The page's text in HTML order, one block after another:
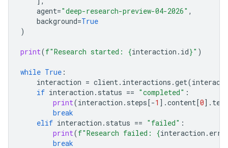
agent="deep-research-preview-04-2026" ,
background=True
)
print(f"Research started: {interaction . id}" )
while True :
interaction = client. interactions .get(
if interaction . status == "completed" :
print(interaction . steps[-1 ] .content[0] . text
break
elif interaction . status == "failed" :
print(f"Research failed: {interaction .
break